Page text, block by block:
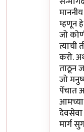
म्हणून
जो
त्याची
करो.
ताठून
जो
पेंचात
मार्ग